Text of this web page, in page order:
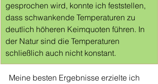
gesprochen wird, konnte ich feststellen,
dass schwankende Temperaturen zu
deutlich höheren Keimquoten führen. In
der Natur sind die Temperaturen
schließlich auch nicht konstant.
Meine besten Ergebnisse erzielte ich